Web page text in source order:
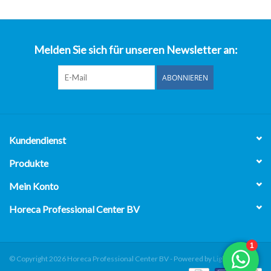
Melden Sie sich für unseren Newsletter an:
ABONNIEREN
Kundendienst
Produkte
Mein Konto
Horeca Professional Center BV
© Copyright 2026 Horeca Professional Center BV - Powered by Lightspeed